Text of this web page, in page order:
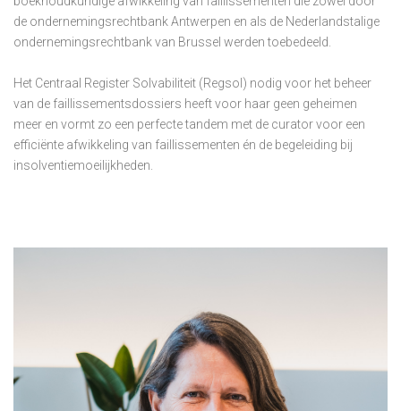
de ondernemingsrechtbank Antwerpen en als de Nederlandstalige
ondernemingsrechtbank van Brussel werden toebedeeld.
Het Centraal Register Solvabiliteit (Regsol) nodig voor het beheer
van de faillissementsdossiers heeft voor haar geen geheimen
meer en vormt zo een perfecte tandem met de curator voor een
efficiënte afwikkeling van faillissementen én de begeleiding bij
insolventiemoeilijkheden.